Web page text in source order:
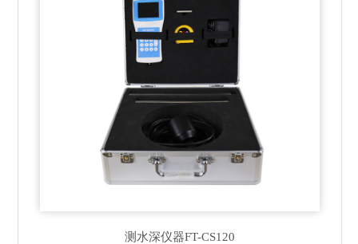
测水深仪器FT-CS120